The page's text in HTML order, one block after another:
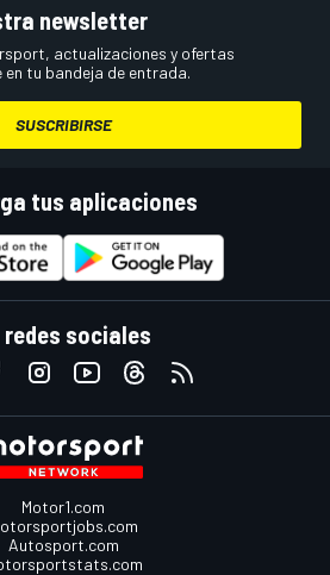
newsletter
actualizaciones y ofertas
tu bandeja de entrada.
SUSCRIBIRSE
tus aplicaciones
redes sociales
Motor1.com
Autosport.com